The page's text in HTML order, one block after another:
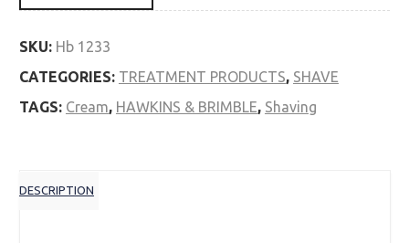
SKU: Hb 1233
CATEGORIES: TREATMENT PRODUCTS, SHAVE
TAGS: Cream, HAWKINS & BRIMBLE, Shaving
DESCRIPTION